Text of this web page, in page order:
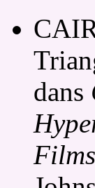
dans
Films